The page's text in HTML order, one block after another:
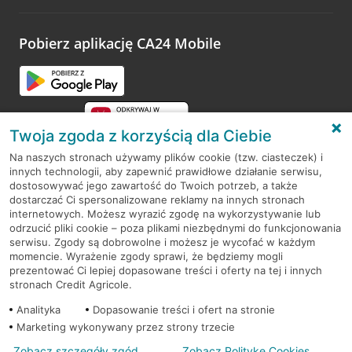
opinie.
Pobierz aplikację CA24 Mobile
RODO
Regulamin serwisu
Mapa serwisu
PolitykaCookies
Twoja zgoda z korzyścią dla Ciebie
Na naszych stronach używamy plików cookie (tzw. ciasteczek) i
innych technologii, aby zapewnić prawidłowe działanie serwisu,
dostosowywać jego zawartość do Twoich potrzeb, a także
dostarczać Ci spersonalizowane reklamy na innych stronach
internetowych. Możesz wyrazić zgodę na wykorzystywanie lub
odrzucić pliki cookie – poza plikami niezbędnymi do funkcjonowania
serwisu. Zgody są dobrowolne i możesz je wycofać w każdym
momencie. Wyrażenie zgody sprawi, że będziemy mogli
prezentować Ci lepiej dopasowane treści i oferty na tej i innych
stronach Credit Agricole.
Analityka
Dopasowanie treści i ofert na stronie
Marketing wykonywany przez strony trzecie